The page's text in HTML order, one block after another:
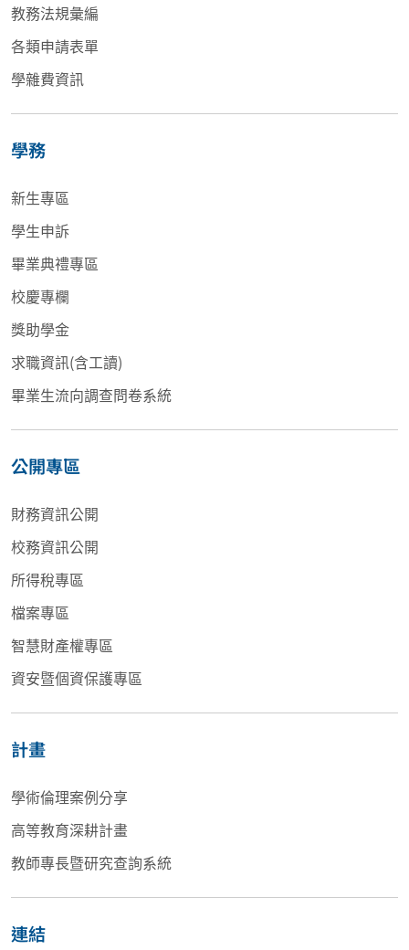
教務法規彙編
各類申請表單
學雜費資訊
學務
新生專區
學生申訴
畢業典禮專區
校慶專欄
獎助學金
求職資訊(含工讀)
畢業生流向調查問卷系統
公開專區
財務資訊公開
校務資訊公開
所得稅專區
檔案專區
智慧財產權專區
資安暨個資保護專區
計畫
學術倫理案例分享
高等教育深耕計畫
教師專長暨研究查詢系統
連結